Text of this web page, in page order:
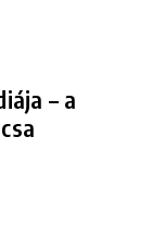
– a